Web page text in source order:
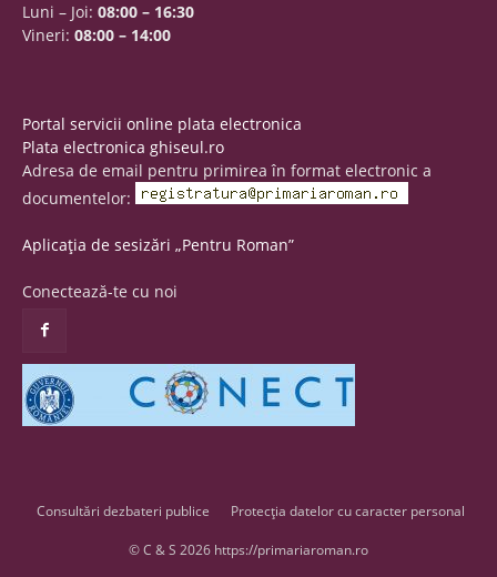
Luni – Joi: 08:00 – 16:30
Vineri: 08:00 – 14:00
Portal servicii online plata electronica
Plata electronica ghiseul.ro
Adresa de email pentru primirea în format electronic a
documentelor:
Aplicația de sesizări „Pentru Roman”
Conectează-te cu noi
Consultări dezbateri publice Protecția datelor cu caracter personal
© C & S 2026 https://primariaroman.ro